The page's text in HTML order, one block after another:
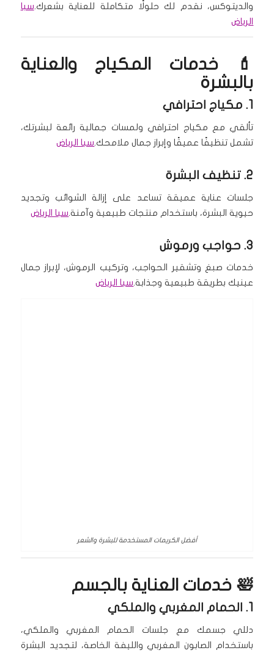
والديتوكس، نقدم لك حلولًا متكاملة للعناية بشعرك.سبا
الرياض
💄 خدمات المكياج والعناية
بالبشرة
1. مكياج احترافي
تألقي مع مكياج احترافي ولمسات جمالية رائعة لبشرتك،
تشمل تنظيفًا عميقًا وإبراز جمال ملامحك.سبا الرياض
2. تنظيف البشرة
جلسات عناية عميقة تساعد على إزالة الشوائب وتجديد
حيوية البشرة، باستخدام منتجات طبيعية وآمنة.سبا الرياض
3. حواجب ورموش
خدمات صبغ وتشقير الحواجب، وتركيب الرموش، لإبراز جمال
عينيك بطريقة طبيعية وجذابة.سبا الرياض
أفضل الكريمات المستخدمة للبشرة والشعر
🛀 خدمات العناية بالجسم
1. الحمام المغربي والملكي
دللي جسمك مع جلسات الحمام المغربي والملكي،
باستخدام الصابون المغربي والليفة الخاصة، لتجديد البشرة